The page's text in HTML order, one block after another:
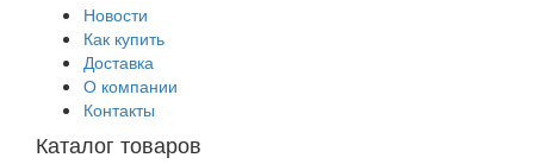
Новости
Как купить
Доставка
О компании
Контакты
Каталог товаров